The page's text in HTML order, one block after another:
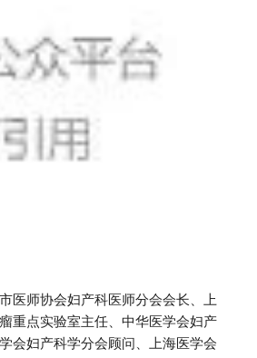
市医师协会妇产科医师分会会长、上
重点实验室主任、中华医学会妇产
会妇产科学分会顾问、上海医学会